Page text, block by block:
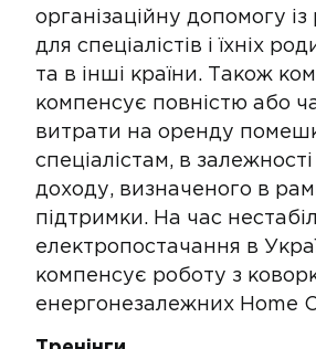
організаційну допомогу
для спеціалістів і їхніх
та в інші країни. Також
компенсує повністю або
витрати на оренду
спеціалістам, в залежності
доходу, визначеного в
підтримки. На час
електропостачання в
компенсує роботу з
енергонезалежних Home